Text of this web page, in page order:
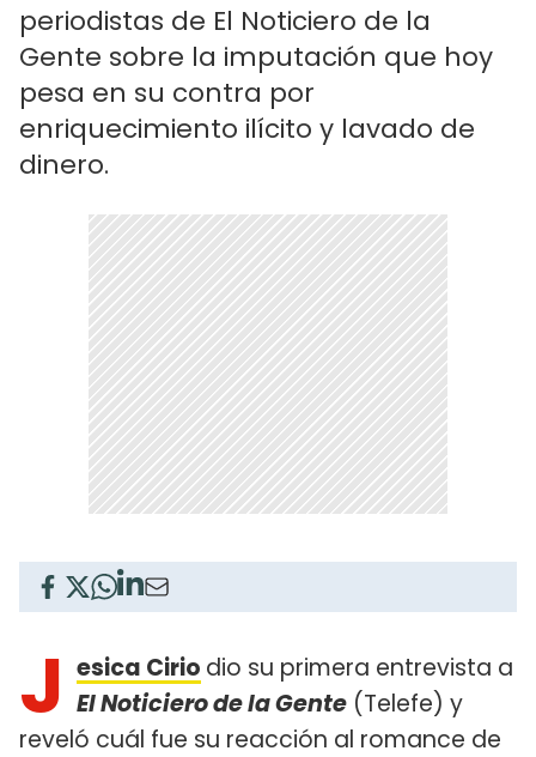
periodistas de El Noticiero de la
Gente sobre la imputación que hoy
pesa en su contra por
enriquecimiento ilícito y lavado de
dinero.
J esica Cirio dio su primera entrevista a
El Noticiero de la Gente (Telefe) y
reveló cuál fue su reacción al romance de